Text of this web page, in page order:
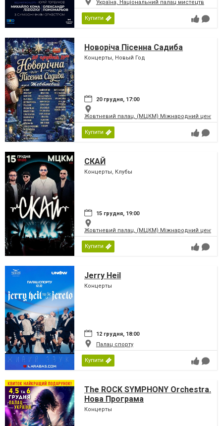
Україна, Національний палац мистецтв
Купити
Новоріча Пісенна Садиба
Концерты, Новый Год
20 грудня, 17:00
Жовтневий палац, (МЦКМ) Міжнародний центр
Купити
СКАЙ
Концерты, Клубы
15 грудня, 19:00
Жовтневий палац, (МЦКМ) Міжнародний центр
Купити
Jerry Heil
Концерты
12 грудня, 18:00
Палац спорту
Купити
The ROCK SYMPHONY Orchestra.
Нова Програма
Концерты